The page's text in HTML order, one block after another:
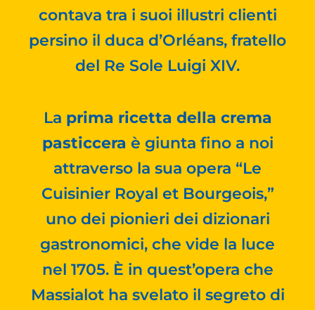
contava tra i suoi illustri clienti
persino il duca d’Orléans, fratello
del Re Sole Luigi XIV.
La prima ricetta della crema
pasticcera è giunta fino a noi
attraverso la sua opera “Le
Cuisinier Royal et Bourgeois,”
uno dei pionieri dei dizionari
gastronomici, che vide la luce
nel 1705. È in quest’opera che
Massialot ha svelato il segreto di